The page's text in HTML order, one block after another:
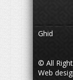
Ghid
© All
Web